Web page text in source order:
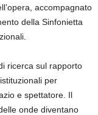
accompagnato
della Sinfonietta
ricerca sul rapporto
per
e spettatore. Il
onde diventano